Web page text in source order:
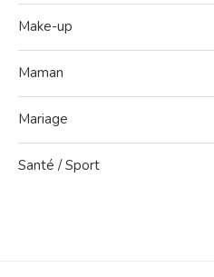
Make-up
Maman
Mariage
Santé / Sport